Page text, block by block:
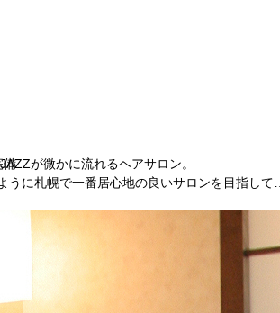
備
が微かに流れるヘアサロン。
に札幌で一番居心地の良いサロンを目指して…